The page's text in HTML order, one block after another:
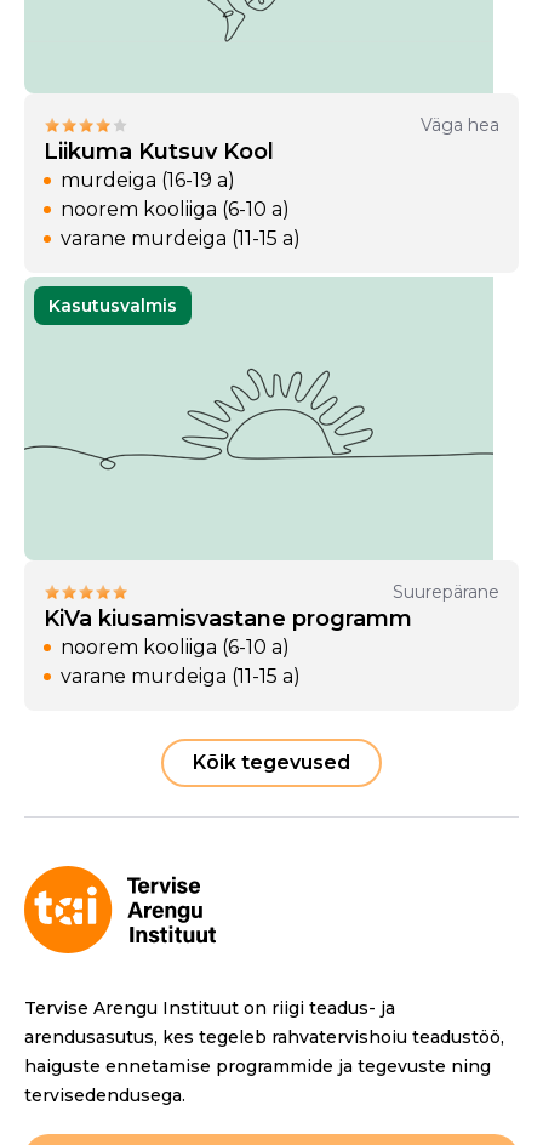
Väga hea
Liikuma Kutsuv Kool
murdeiga (16-19 a)
noorem kooliiga (6-10 a)
varane murdeiga (11-15 a)
Kasutusvalmis
Suurepärane
KiVa kiusamisvastane programm
noorem kooliiga (6-10 a)
varane murdeiga (11-15 a)
Kõik tegevused
Tervise Arengu Instituut on riigi teadus- ja
arendusasutus, kes tegeleb rahvatervishoiu teadustöö,
haiguste ennetamise programmide ja tegevuste ning
tervisedendusega.